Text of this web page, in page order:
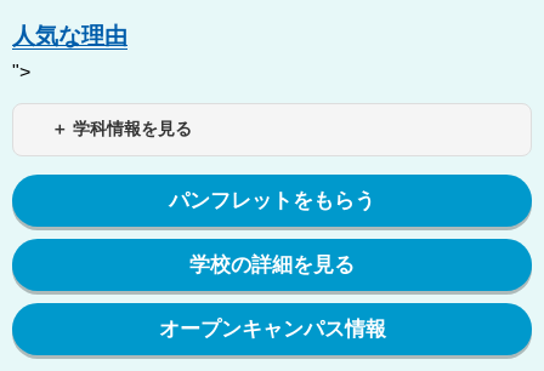
人気な理由
">
＋ 学科情報を見る
パンフレットをもらう
学校の詳細を見る
オープンキャンパス情報